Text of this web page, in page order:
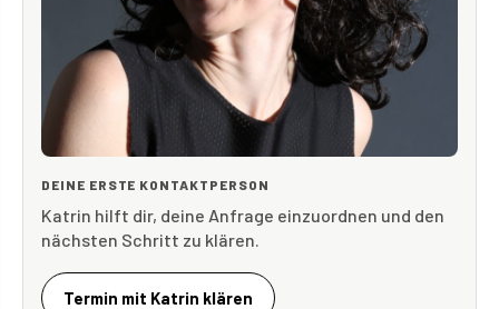
DEINE ERSTE KONTAKTPERSON
Katrin hilft dir, deine Anfrage einzuordnen und den
nächsten Schritt zu klären.
Termin mit Katrin klären